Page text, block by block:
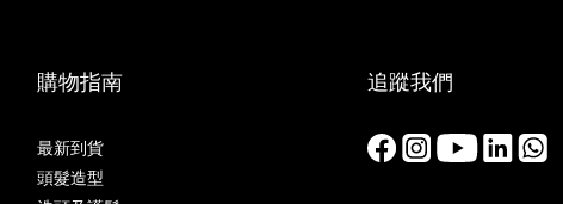
購物指南
最新到貨
頭髮造型
追蹤我們